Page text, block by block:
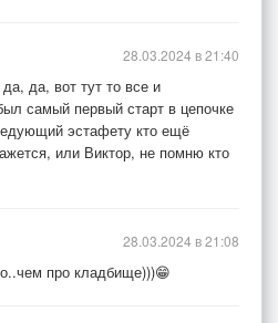
да, вот тут то все и
самый первый старт в цепочке
эстафету кто ещё
или Виктор, не помню кто
28.03.2024 в 21:40
про кладбище)))😁
28.03.2024 в 21:08